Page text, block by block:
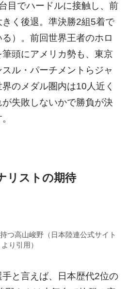
目でハードルに接触し、前
く後退。準決勝2組5着で
）。前回世界王者のホロ
頭にアメリカ勢も、東京
ル・パーチメントらジャ
のメダル圏内は10人近く
失敗しないかで勝負が決
リストの期待
つ高山峻野（日本陸連公式サイト
より引用）
と言えば、日本歴代2位の